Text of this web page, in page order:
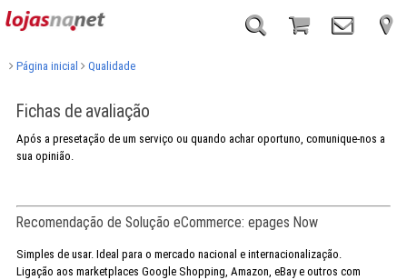
Página inicial Qualidade
Fichas de avaliação
Após a presetação de um serviço ou quando achar oportuno, comunique-nos a
sua opinião.
Recomendação de Solução eCommerce: epages Now
Simples de usar. Ideal para o mercado nacional e internacionalização.
Ligação aos marketplaces Google Shopping, Amazon, eBay e outros com